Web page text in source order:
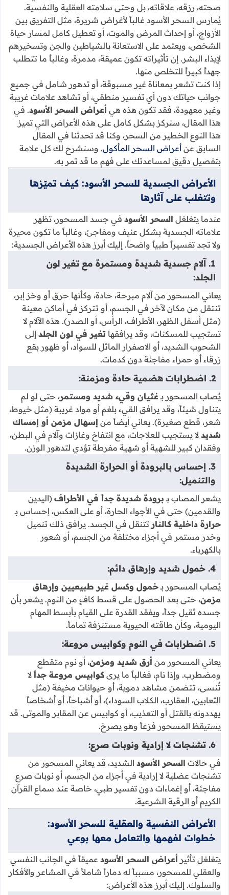
صحته، رزقه، علاقاته، بل وحتى سلامته العقلية والنفسية.
يُمارس السحر الأسود غالباً لأغراض شريرة، مثل التفريق بين
الأزواج، أو إحداث المرض والموت، أو تعطيل كامل لمسار حياة
الشخص، ويعتمد على الاستعانة بالشياطين والجن وتسخيرهم
لإيذاء البشر. إن تأثيراته تكون عميقة، مدمرة، وغالباً ما تتطلب
جهداً كبيراً للتخلص منها.
إذا كنت تشعر بمعاناة غير مسبوقة، أو تدهور شامل في جميع
جوانب حياتك دون أي تفسير منطقي، أو تشاهد علامات غريبة
وغير معهودة، فقد تكون هذه هي أعراض السحر الأسود. في
هذا المقال، سنركز بشكل كامل على هذه الأعراض التي تميز
هذا النوع الخطير من السحر، وكنا قد تحدثنا في المقال
السابق عن أعراض السحر المأكول. وسنشرح لك كل علامة
بتفصيل دقيق لمساعدتك على فهم ما قد تمر به.
الأعراض الجسدية للسحر الأسود: كيف تميّزها
وتتغلب على آثارها
عندما يتغلغل السحر الأسود في جسد المسحور، تظهر
علاماته الجسدية بشكل عنيف ومفاجئ، وغالباً ما تكون محيرة
ولا تجد تفسيراً طبياً واضحاً. إليك أبرز هذه الأعراض الجسدية:
1. آلام جسدية شديدة ومستمرة مع تغير لون
الجلد:
يعاني المسحور من آلام مبرحة، حادة، وكأنها حرق أو وخز إبر،
تنتقل من مكان لآخر في الجسم، أو تتركز في أماكن معينة
(مثل أسفل الظهر، الأطراف، الرأس، أو الصدر). هذه الآلام لا
تستجيب للمسكنات، وقد يرافقها تغير في لون الجلد إلى
الشحوب الشديد، أو الاصفرار المائل للسواد، أو ظهور بقع
زرقاء أو حمراء مفاجئة دون كدمات.
2. اضطرابات هضمية حادة ومزمنة:
يُصاب المسحور بـ غثيان وقيء شديد ومستمر، حتى لو لم
يتناول شيئاً، وقد يرافق القيء بلغم أو مواد غريبة (مثل خيوط،
شعر، قطع صغيرة). يعاني أيضاً من إسهال مزمن أو إمساك
شديد لا يستجيب للعلاجات، مع انتفاخ وغازات وآلام في البطن،
وفقدان كبير للشهية أو شهية مفرطة تؤدي لتدهور الوزن.
3. إحساس بالبرودة أو الحرارة الشديدة
والتنميل:
يشعر المصاب بـ برودة شديدة جداً في الأطراف (اليدين
والقدمين) حتى في الأجواء الحارة، أو على العكس، إحساس بـ
حرارة داخلية كالنار تتنقل في الجسد. يرافق ذلك تنميل
وخدر مستمر في أجزاء مختلفة من الجسم، أو شعور
بالكهرباء.
4. خمول شديد وإرهاق دائم:
يُصاب المسحور بـخمول وكسل غير طبيعيين وإرهاق
مزمن، حتى بعد الحصول على قسط كافٍ من النوم. يشعر بأن
جسده ثقيل جداً، ويفقد القدرة على القيام بأبسط المهام
اليومية، وكأن طاقته الحيوية مستنزفة تماماً.
5. اضطرابات في النوم وكوابيس مروعة:
يعاني المسحور من أرق شديد ومزمن، أو نوم متقطع
ومضطرب. وإذا نام، فغالباً ما يرى كوابيس مروعة جداً لا
تُنسى، تتضمن مشاهد دموية، أو حيوانات مخيفة (مثل
الثعابين، العقارب، الكلاب السوداء)، أو أشباحاً، أو أشخاصاً
يهددونه بالقتل أو التعذيب، أو كوابيس عن المقابر والموتى. قد
يستيقظ المسحور فزعاً وهو يصرخ.
6. تشنجات لا إرادية ونوبات صرع:
في حالات السحر الأسود الشديد، قد يعاني المسحور من
تشنجات عضلية لا إرادية في أجزاء من الجسم، أو نوبات صرع
مفاجئة، أو إغماءات دون تفسير طبي، خاصة عند سماع القرآن
الكريم أو الرقية الشرعية.
الأعراض النفسية والعقلية للسحر الأسود:
خطوات لفهمها والتعامل معها بوعي
يتغلغل تأثير أعراض السحر الأسود عميقاً في الجانب النفسي
والعقلي للمسحور، مسبباً له دماراً شاملاً في المشاعر والأفكار
والسلوك. إليك أبرز هذه الأعراض: